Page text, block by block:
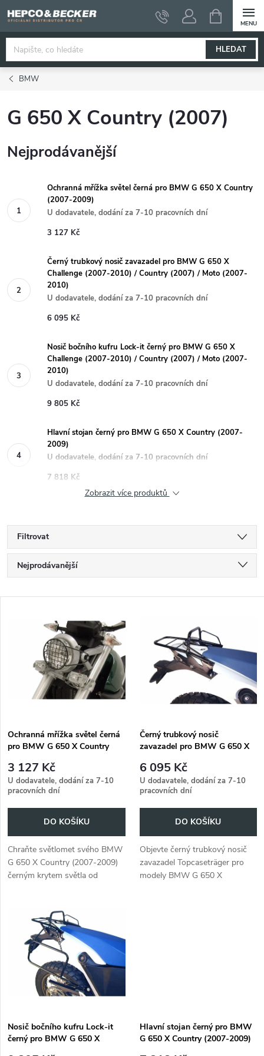
na
obsah
HLEDAT
NÁKUPNÍ
KOŠÍK
BMW
G 650 X Country (2007)
Nejprodávanější
Ochranná mřížka světel černá pro BMW G 650 X Country
(2007-2009)
U dodavatele, dodání za 7-10 pracovních dní
3 127 Kč
Černý trubkový nosič zavazadel pro BMW G 650 X
Challenge (2007-2010) / Country (2007) / Moto (2007-
2010)
U dodavatele, dodání za 7-10 pracovních dní
6 095 Kč
Nosič bočního kufru Lock-it černý pro BMW G 650 X
Challenge (2007-2010) / Country (2007) / Moto (2007-
2010)
U dodavatele, dodání za 7-10 pracovních dní
9 805 Kč
Hlavní stojan černý pro BMW G 650 X Country (2007-
2009)
U dodavatele, dodání za 7-10 pracovních dní
7 818 Kč
Zobrazit více produktů
Filtrovat
Ř
a
p
r
o
d
u
Nejprodávanější
Abecedně
s
p
r
o
d
u
Ochranná mřížka světel černá
pro BMW G 650 X Country
3 127 Kč
U dodavatele, dodání za 7-10
pracovních dní
DO KOŠÍKU
Chraňte světlomet svého BMW
G 650 X Country (2007-2009)
černým krytem světla od
Černý trubkový nosič
zavazadel pro BMW G 650 X
Country (2007) / Moto (2007-
2010)
6 095 Kč
U dodavatele, dodání za 7-10
pracovních dní
DO KOŠÍKU
Objevte černý trubkový nosič
zavazadel Topcaseträger pro
modely BMW G 650 X
Nosič bočního kufru Lock-it
černý pro BMW G 650 X
Hlavní stojan černý pro BMW
G 650 X Country (2007-2009)